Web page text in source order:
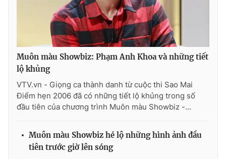
Ðiện thoại Thời báo VTV:024.66 897 897
toasoan@vtv.vn
Liên hệ quảng cáo:024-7300.7108
Muôn màu Showbiz: Phạm Anh Khoa và những tiết
lộ khủng
VTV.vn - Giọng ca thành danh từ cuộc thi Sao Mai
Điểm hẹn 2006 đã có những tiết lộ khủng trong số
đầu tiên của chương trình Muôn màu Showbiz -...
Muôn màu Showbiz hé lộ những hình ảnh đầu
tiên trước giờ lên sóng